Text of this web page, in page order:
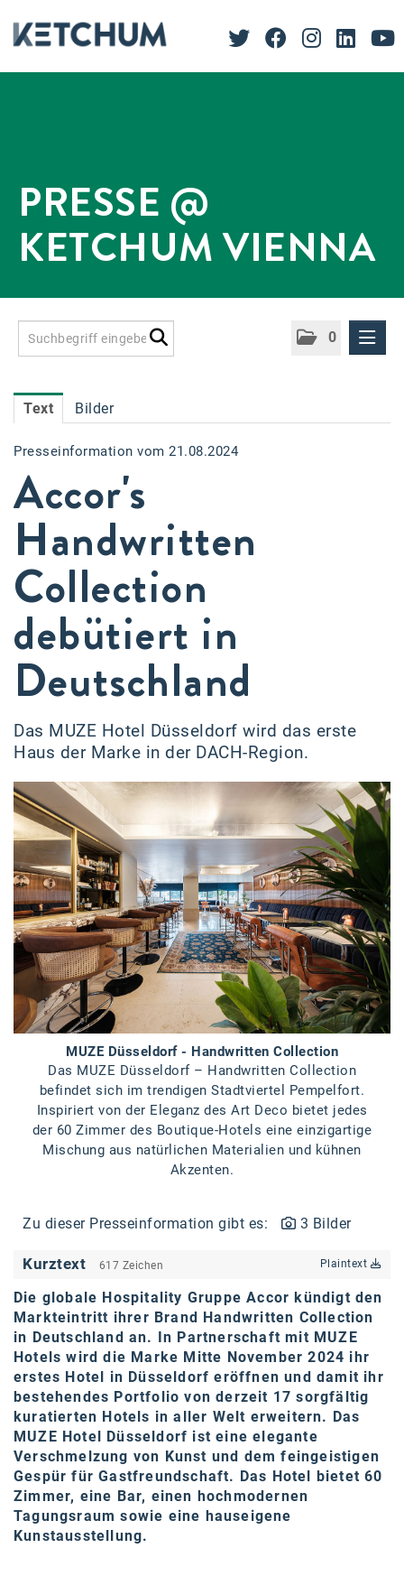
PRESSE @
KETCHUM VIENNA
0
Accessiway
Accor
ALC
Arthur D. Little
Bake the Shape
BBDO Wien
bellaflora
BISON
Braun
BRP-Rotax
Bundesdenkmalamt
Calle Libre
DDB Wien
Enkeltaugliches Österreich
Gillette
Gillette Venus
GrECo
GYNIAL
karriere.at
Ketchum GmbH
Kinderwunschzentrum
Kostenwahrheit
Kyndryl
LWND
Mastercard
NEOH
Nespresso
Text Bilder
Presseinformation vom 21.08.2024
Accor's
Handwritten
Collection
debütiert in
Deutschland
Das MUZE Hotel Düsseldorf wird das erste
Haus der Marke in der DACH-Region.
MUZE Düsseldorf - Handwritten Collection
Das MUZE Düsseldorf – Handwritten Collection
befindet sich im trendigen Stadtviertel Pempelfort.
Inspiriert von der Eleganz des Art Deco bietet jedes
der 60 Zimmer des Boutique-Hotels eine einzigartige
Mischung aus natürlichen Materialien und kühnen
Akzenten.
Zu dieser Presseinformation gibt es: 3 Bilder
Kurztext 617 Zeichen Plaintext
Die globale Hospitality Gruppe Accor kündigt den
Markteintritt ihrer Brand Handwritten Collection
in Deutschland an. In Partnerschaft mit MUZE
Hotels wird die Marke Mitte November 2024 ihr
erstes Hotel in Düsseldorf eröffnen und damit ihr
bestehendes Portfolio von derzeit 17 sorgfältig
kuratierten Hotels in aller Welt erweitern. Das
MUZE Hotel Düsseldorf ist eine elegante
Verschmelzung von Kunst und dem feingeistigen
Gespür für Gastfreundschaft. Das Hotel bietet 60
Zimmer, eine Bar, einen hochmodernen
Tagungsraum sowie eine hauseigene
Kunstausstellung.